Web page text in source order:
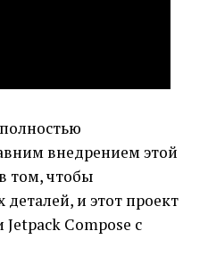
внедрением этой
том, чтобы
и этот проект
Compose с